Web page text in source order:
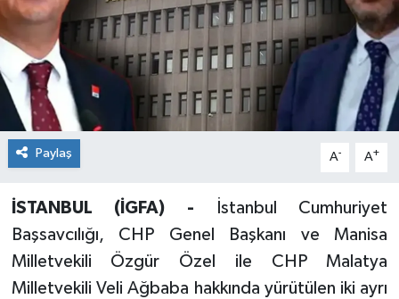
Paylaş A- A+
İSTANBUL (İGFA) -
İstanbul Cumhuriyet
Başsavcılığı, CHP Genel Başkanı ve Manisa
Milletvekili Özgür Özel ile CHP Malatya
Milletvekili Veli Ağbaba hakkında yürütülen iki ayrı